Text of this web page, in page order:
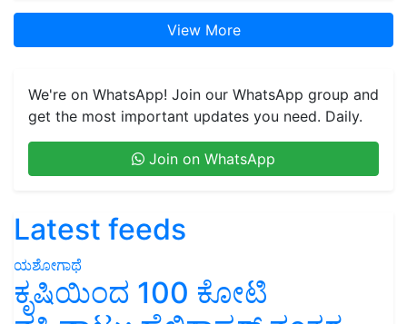
View More
We're on WhatsApp! Join our WhatsApp group and
get the most important updates you need. Daily.
Join on WhatsApp
Latest feeds
ಯಶೋಗಾಥೆ
ಕೃಷಿಯಿಂದ 100 ಕೋಟಿ